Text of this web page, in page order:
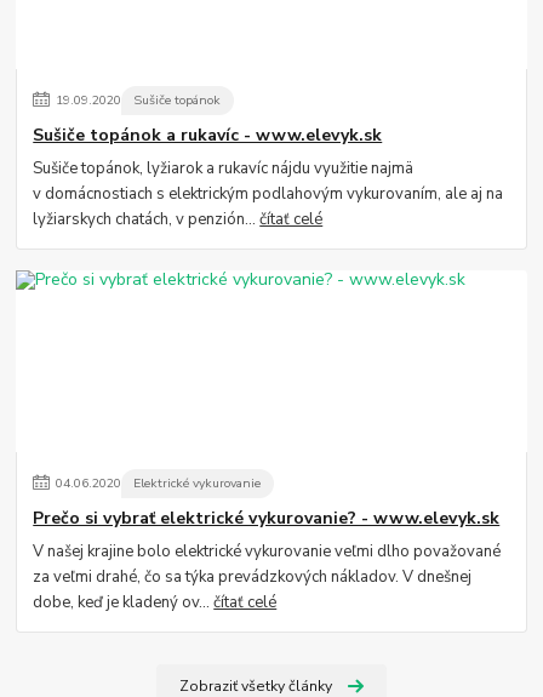
19.09.2020 Sušiče topánok
Sušiče topánok a rukavíc - www.elevyk.sk
Sušiče topánok, lyžiarok a rukavíc nájdu využitie najmä
v domácnostiach s elektrickým podlahovým vykurovaním, ale aj na
lyžiarskych chatách, v penzión...čítať celé
04.06.2020 Elektrické vykurovanie
Prečo si vybrať elektrické vykurovanie? - www.elevyk.sk
V našej krajine bolo elektrické vykurovanie veľmi dlho považované
za veľmi drahé, čo sa týka prevádzkových nákladov. V dnešnej
dobe, keď je kladený ov...čítať celé
Zobraziť všetky články